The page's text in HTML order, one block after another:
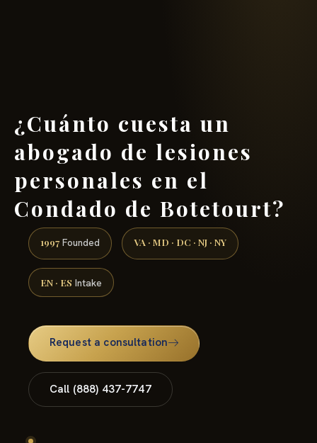
¿Cuánto cuesta un
abogado de lesiones
personales en el
Condado de Botetourt?
1997 Founded VA · MD · DC · NJ · NY
EN · ES Intake
Request a consultation
Call (888) 437-7747